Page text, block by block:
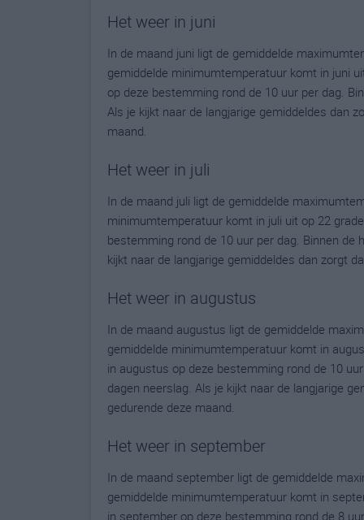
Het weer in juni
In de maand juni ligt de gemiddelde
gemiddelde minimumtemperatuur komt in juni
op deze bestemming rond de 10 uur per dag.
Als je kijkt naar de langjarige gemiddeldes dan
maand.
Het weer in juli
In de maand juli ligt de gemiddelde
minimumtemperatuur komt in juli uit op 22
bestemming rond de 10 uur per dag. Binnen de
kijkt naar de langjarige gemiddeldes dan zorgt
Het weer in augustus
In de maand augustus ligt de gemiddelde
gemiddelde minimumtemperatuur komt in
in augustus op deze bestemming rond de 10
dagen neerslag. Als je kijkt naar de langjarige
gedurende deze maand.
Het weer in september
In de maand september ligt de gemiddelde
gemiddelde minimumtemperatuur komt in
in september op deze bestemming rond de 8